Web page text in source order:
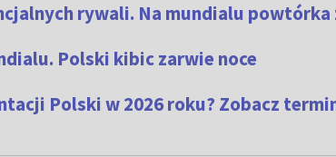
rywali. Na mundialu
Polski kibic zarwie noce
Polski w 2026 roku? Zobacz